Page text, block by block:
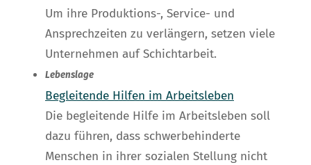
Um ihre Produktions-, Service- und
Ansprechzeiten zu verlängern, setzen viele
Unternehmen auf Schichtarbeit.
Lebenslage
Begleitende Hilfen im Arbeitsleben
Die begleitende Hilfe im Arbeitsleben soll
dazu führen, dass schwerbehinderte
Menschen in ihrer sozialen Stellung nicht